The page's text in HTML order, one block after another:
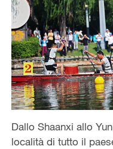
Dallo Shaanxi allo
località di tutto il